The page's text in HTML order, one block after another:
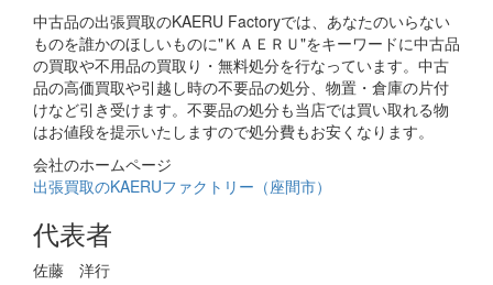
中古品の出張買取のKAERU Factoryでは、あなたのいらない
ものを誰かのほしいものに"ＫＡＥＲＵ"をキーワードに中古品
の買取や不用品の買取り・無料処分を行なっています。中古
品の高価買取や引越し時の不要品の処分、物置・倉庫の片付
けなど引き受けます。不要品の処分も当店では買い取れる物
はお値段を提示いたしますので処分費もお安くなります。
会社のホームページ
出張買取のKAERUファクトリー（座間市）
代表者
佐藤 洋行